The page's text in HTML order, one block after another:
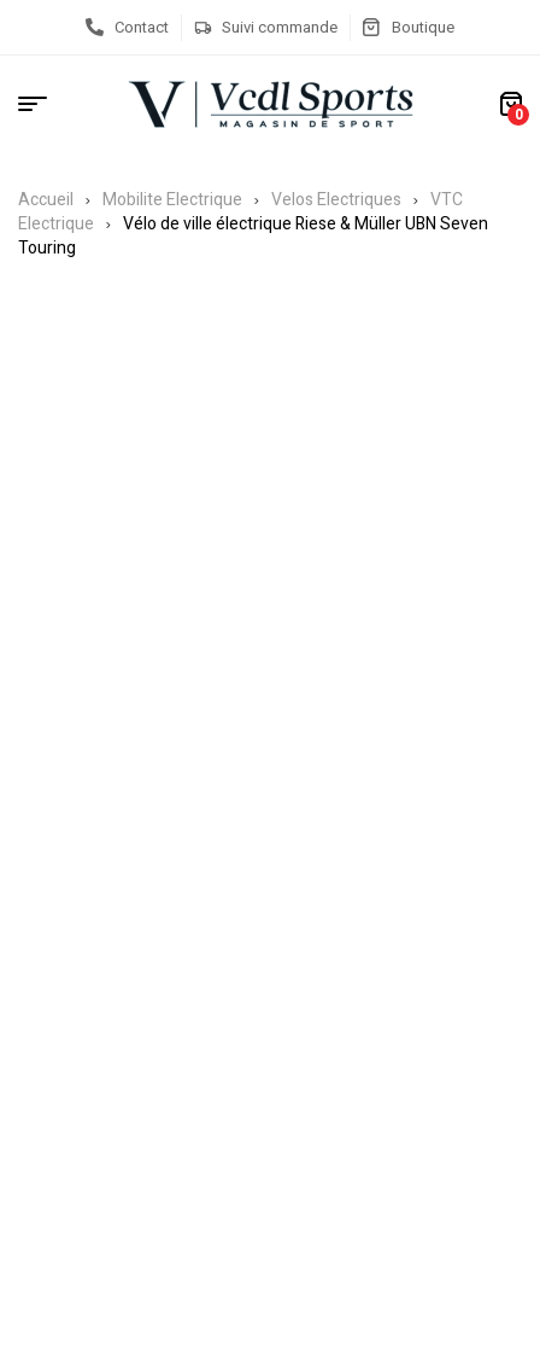
Contact Suivi commande Boutique
0
Accueil Mobilite Electrique Velos Electriques
VTC
Electrique
Vélo de ville électrique Riese & Müller UBN Seven
Touring